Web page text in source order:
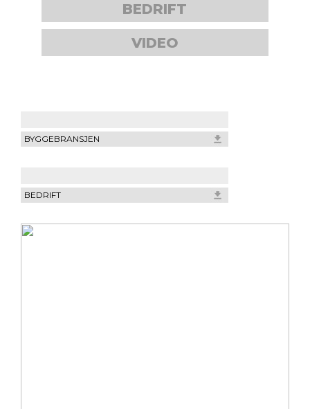
BEDRIFT
VIDEO
BYGGEBRANSJEN
BEDRIFT